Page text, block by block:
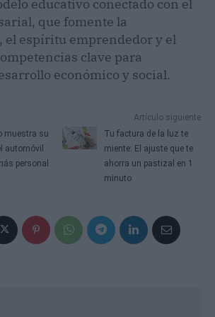
educativo conectado con el
que fomente la
el espíritu emprendedor y el
clave para
económico y social.
muestra su
automóvil
personal
Artículo siguiente
Tu factura de la luz te
miente: El ajuste que te
ahorra un pastizal en 1
minuto